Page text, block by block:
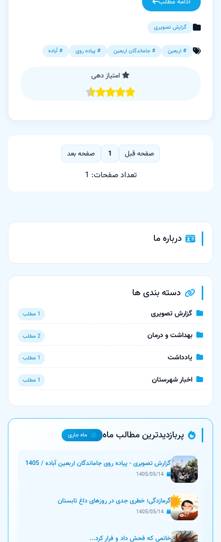
گزارش تصویری
# اربعین # جاماندگان اربعین # پیاده روی # آباده
امتیاز دهی
صفحه قبل 1 صفحه بعد
تعداد صفحات: 1
درباره ما
دسته بندی ها
گزارش تصویری 1 مطلب
بهداشت و درمان 2 مطلب
یادداشت 1 مطلب
اخبار شهرستان 1 مطلب
پربازدیدترین مطالب ماه ماه جاری
28
گزارش تصویری - پیاده روی جاماندگان اربعین آباده / 1405
27
گرمازدگی؛ خطری جدی در روزهای داغ تابستان
خانمی که فحش داد و فرار کرد...